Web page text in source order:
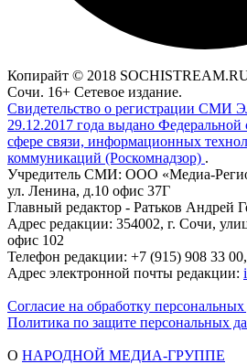
Копирайт © 2018
Сочи. 16+ Сетевое издание.
Свидетельство о регистрации
29.12.2017 года выдано Федеральной
сфере связи, информационных
коммуникаций (Роскомнадзор) .
Учредитель СМИ: ООО «Медиа-
ул. Ленина, д.10 офис 37Г
Главный редактор - Ратьков Андрей
Адрес редакции: 354002, г. Сочи,
офис 102
Телефон редакции: +7 (915) 908 33
Адрес электронной почты редакции:
Согласие на обработку
Политика по защите персональных
О НАРОДНОЙ МЕДИА-ГРУППЕ